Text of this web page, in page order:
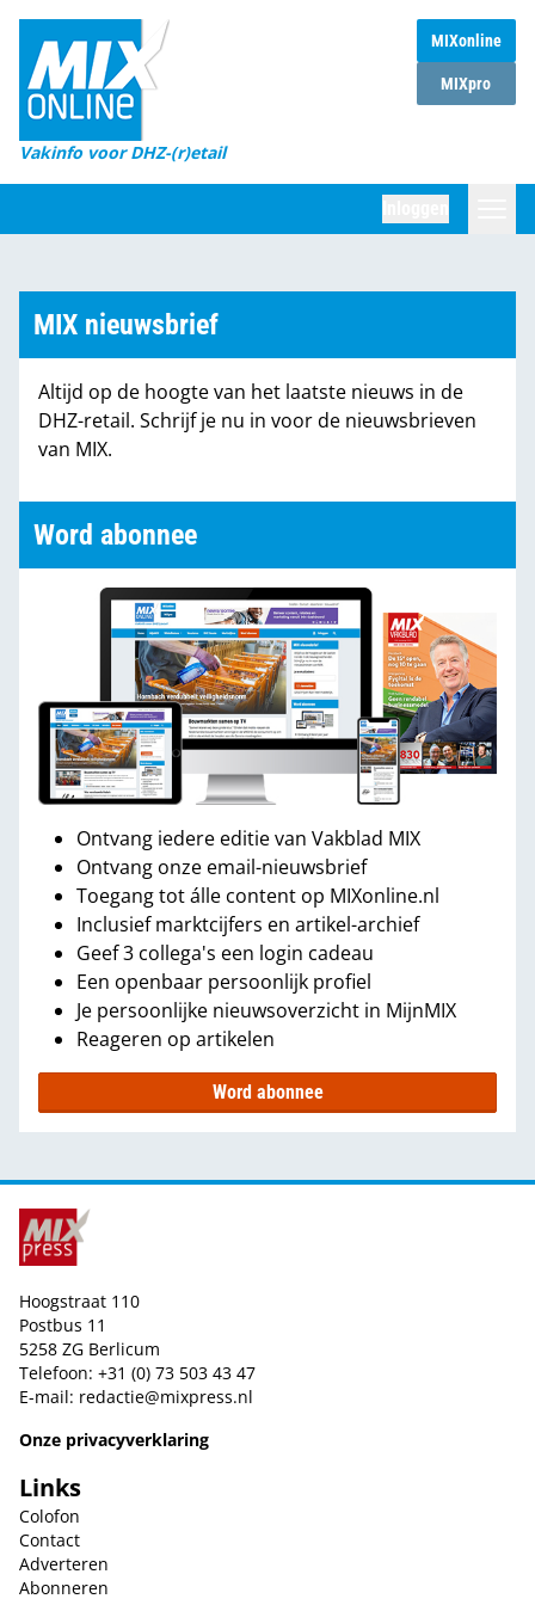
MIXonline
MIXpro
Vakinfo voor DHZ-(r)etail
Home
Magazines
DHZ Sessie
Marktcijfers
Partners
MIX nieuwsbrief
Altijd op de hoogte van het laatste nieuws in de
DHZ-retail. Schrijf je nu in voor de nieuwsbrieven
van MIX.
Word abonnee
Ontvang iedere editie van Vakblad MIX
Ontvang onze email-nieuwsbrief
Toegang tot álle content op MIXonline.nl
Inclusief marktcijfers en artikel-archief
Geef 3 collega's een login cadeau
Een openbaar persoonlijk profiel
Je persoonlijke nieuwsoverzicht in MijnMIX
Reageren op artikelen
Word abonnee
Hoogstraat 110
Postbus 11
5258 ZG Berlicum
Telefoon: +31 (0) 73 503 43 47
E-mail: redactie@mixpress.nl
Onze privacyverklaring
Links
Colofon
Contact
Adverteren
Abonneren